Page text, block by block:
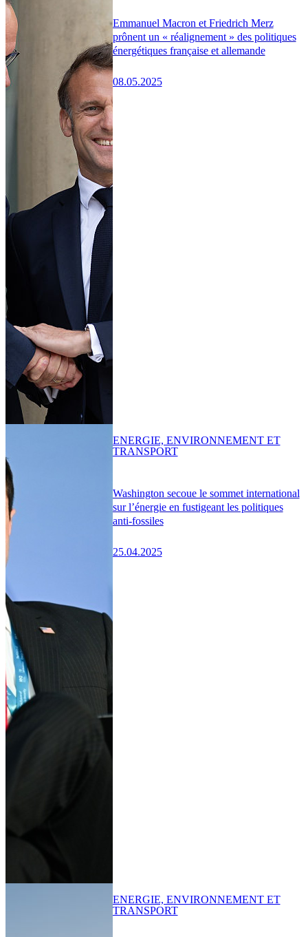
Emmanuel Macron et Friedrich Merz
prônent un « réalignement » des politiques
énergétiques française et allemande
08.05.2025
Washington secoue le sommet international
sur l’énergie en fustigeant les politiques
anti-fossiles
25.04.2025
ENERGIE, ENVIRONNEMENT ET
TRANSPORT
ENERGIE, ENVIRONNEMENT ET
TRANSPORT